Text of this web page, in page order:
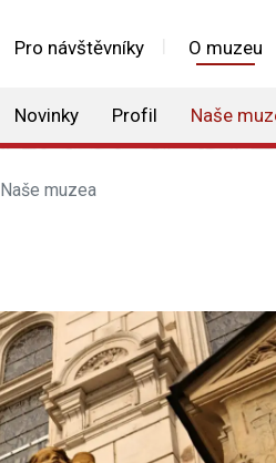
Pro návštěvníky O muzeu
Novinky Profil Naše
Naše muzea